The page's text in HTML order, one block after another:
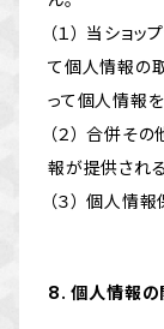
（１） 当ショ
て個人情報の
って個人情報
（２） 合併そ
報が提供され
（３） 個人情
8. 個人情報の